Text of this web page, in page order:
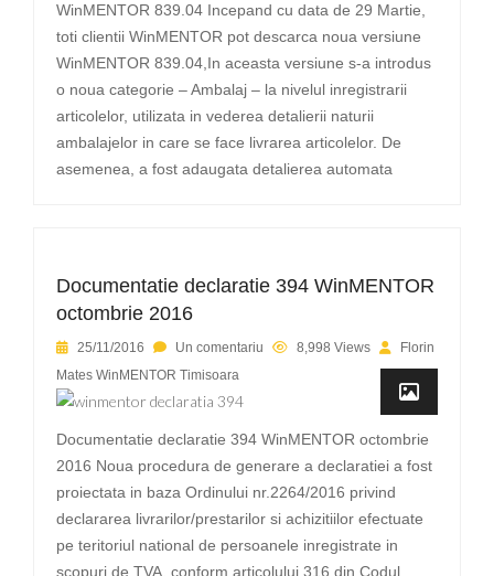
WinMENTOR 839.04 Incepand cu data de 29 Martie,
toti clientii WinMENTOR pot descarca noua versiune
WinMENTOR 839.04,In aceasta versiune s-a introdus
o noua categorie – Ambalaj – la nivelul inregistrarii
articolelor, utilizata in vederea detalierii naturii
ambalajelor in care se face livrarea articolelor. De
asemenea, a fost adaugata detalierea automata
Documentatie declaratie 394 WinMENTOR
octombrie 2016
25/11/2016 Un comentariu 8,998 Views
Florin
Mates WinMENTOR Timisoara
Documentatie declaratie 394 WinMENTOR octombrie
2016 Noua procedura de generare a declaratiei a fost
proiectata in baza Ordinului nr.2264/2016 privind
declararea livrarilor/prestarilor si achizitiilor efectuate
pe teritoriul national de persoanele inregistrate in
scopuri de TVA, conform articolului 316 din Codul